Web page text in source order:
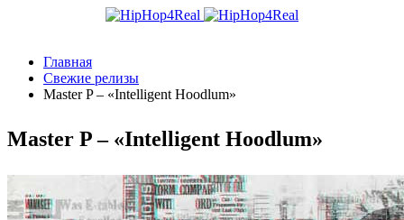
Главная
Свежие релизы
Master P – «Intelligent Hoodlum»
Master P – «Intelligent Hoodlum»